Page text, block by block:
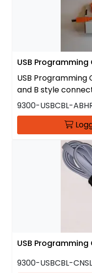
USB
USB Programming
and B style
9300-USBCBL-
USB Programming
9300-USBCBL-CNSL